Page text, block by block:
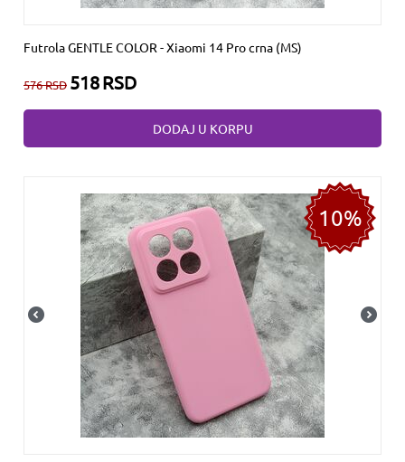
Futrola GENTLE COLOR - Xiaomi 14 Pro crna (MS)
576RSD 518RSD
DODAJ U KORPU
10%